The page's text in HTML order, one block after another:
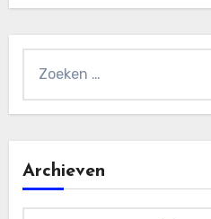
naar:
Archieven